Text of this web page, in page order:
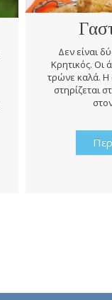
Δεν είναι
Κρητικός. Οι
τρώνε καλά. Η
στηρίζεται